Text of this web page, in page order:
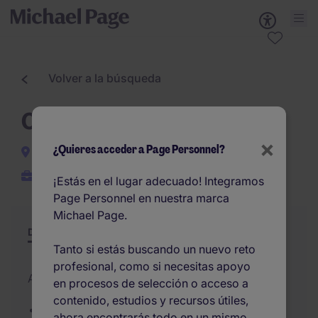
Volver a la búsqueda
Operario/a técnico/a
Madrid
Permanente
Descripción
Actualizado el 23/07/2026
Posición nueva creación
×
¿Quieres acceder a Page Personnel?
¡Estás en el lugar adecuado! Integramos
Page Personnel en nuestra marca
Michael Page.
Tanto si estás buscando un nuevo reto
profesional, como si necesitas apoyo
en procesos de selección o acceso a
contenido, estudios y recursos útiles,